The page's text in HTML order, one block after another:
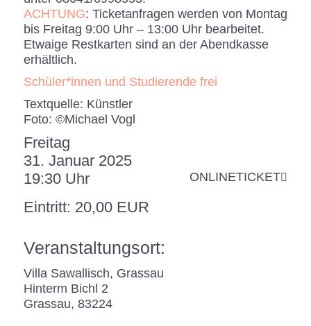
ACHTUNG: Ticketanfragen werden von Montag
bis Freitag 9:00 Uhr – 13:00 Uhr bearbeitet.
Etwaige Restkarten sind an der Abendkasse
erhältlich.
Schüler*innen und Studierende frei
Textquelle: Künstler
Foto: ©Michael Vogl
ONLINETICKET
Freitag
31. Januar 2025
19:30 Uhr
Eintritt: 20,00 EUR
Veranstaltungsort:
Villa Sawallisch, Grassau
Hinterm Bichl 2
Grassau, 83224